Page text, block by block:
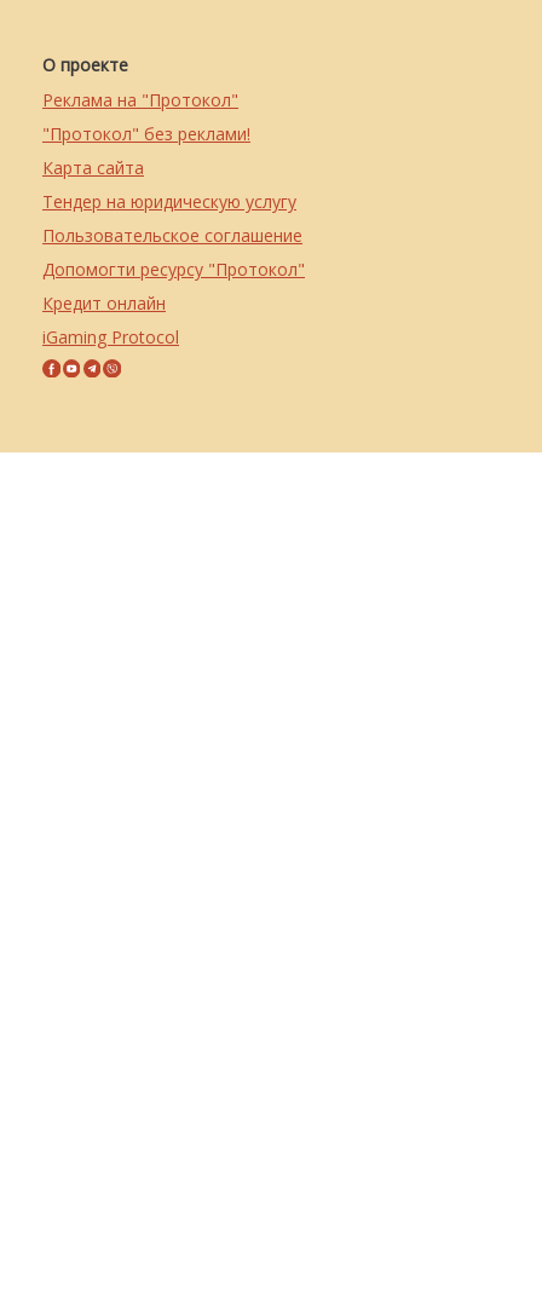
О проекте
Реклама на "Протокол"
"Протокол" без реклами!
Карта сайта
Тендер на юридическую услугу
Пользовательское соглашение
Допомогти ресурсу "Протокол"
Кредит онлайн
iGaming Protocol